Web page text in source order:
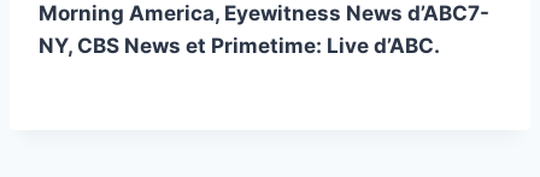
Morning America, Eyewitness News d’ABC7-
NY, CBS News et Primetime: Live d’ABC.